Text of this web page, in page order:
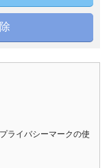
ライバシーマークの使